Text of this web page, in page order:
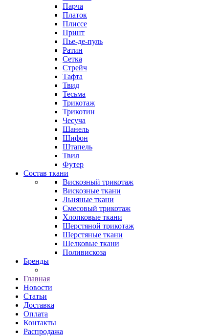
Парча
Платок
Плиссе
Принт
Пье-де-пуль
Ратин
Сетка
Стрейч
Тафта
Твид
Тесьма
Трикотаж
Трикотин
Чесуча
Шанель
Шифон
Штапель
Твил
Футер
Состав ткани
Вискозный трикотаж
Вискозные ткани
Льняные ткани
Смесовый трикотаж
Хлопковые ткани
Шерстяной трикотаж
Шерстяные ткани
Шелковые ткани
Поливискоза
Бренды
Главная
Новости
Статьи
Доставка
Оплата
Контакты
Распродажа